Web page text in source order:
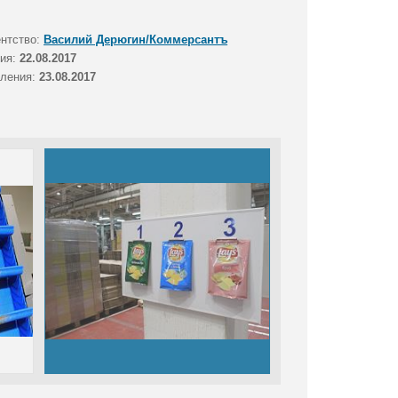
Василий Дерюгин/Коммерсантъ
22.08.2017
23.08.2017